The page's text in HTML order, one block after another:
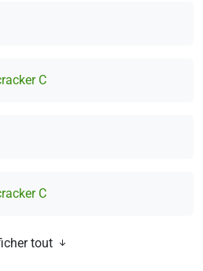
C
C
tout